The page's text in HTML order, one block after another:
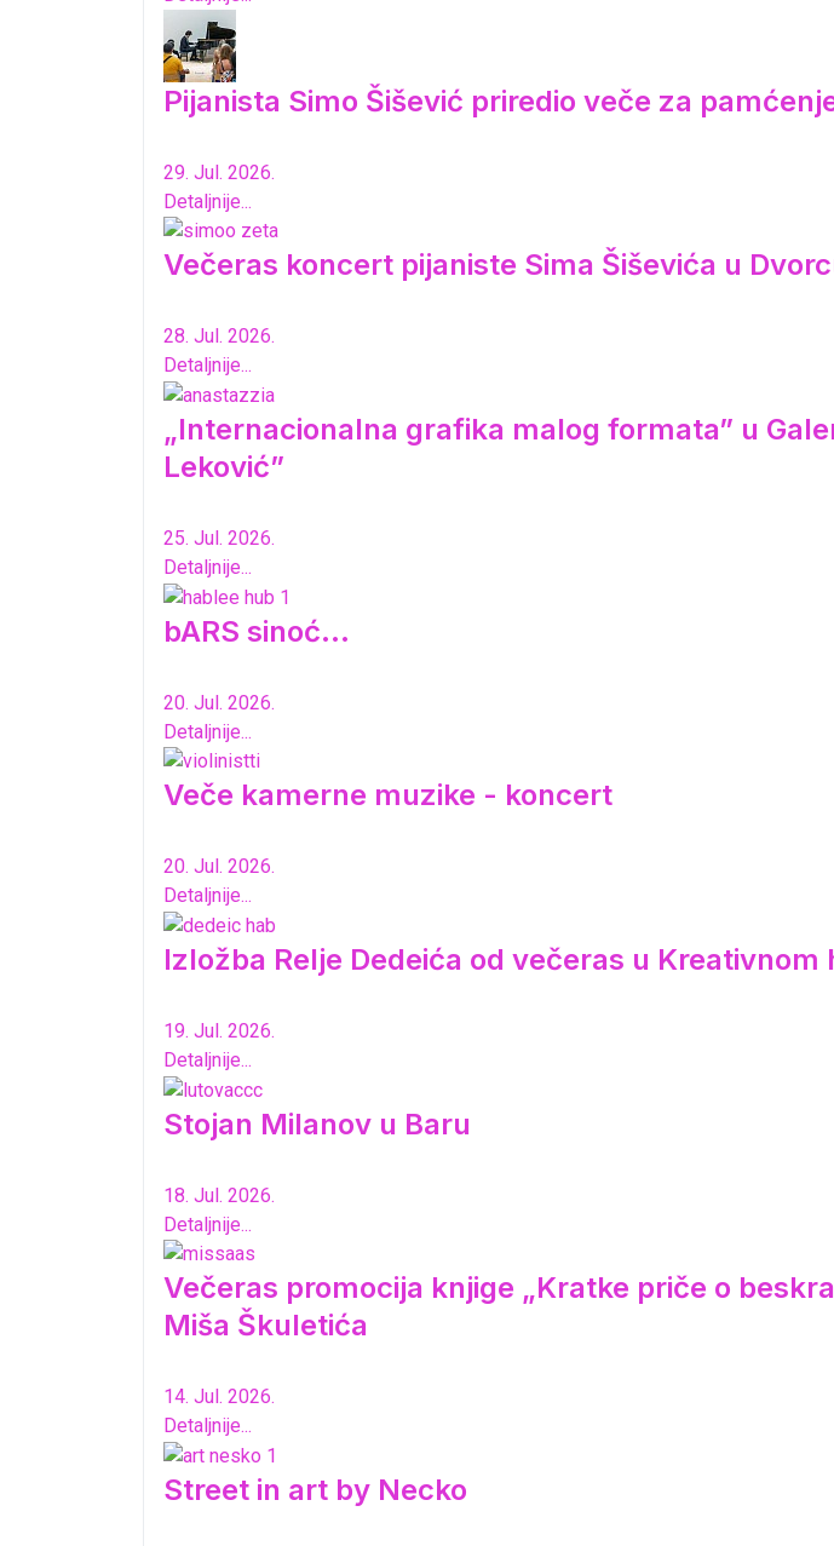
Pijanista Simo Šišević priredio veče za
29. Jul. 2026.
Detaljnije...
Večeras koncert pijaniste Sima Šiševića u
28. Jul. 2026.
Detaljnije...
„Internacionalna grafika malog formata” u
Leković”
25. Jul. 2026.
Detaljnije...
bARS sinoć...
20. Jul. 2026.
Detaljnije...
Veče kamerne muzike - koncert
20. Jul. 2026.
Detaljnije...
Izložba Relje Dedeića od večeras u Kreativnom
19. Jul. 2026.
Detaljnije...
Stojan Milanov u Baru
18. Jul. 2026.
Detaljnije...
Večeras promocija knjige „Kratke priče o
Miša Škuletića
14. Jul. 2026.
Detaljnije...
Street in art by Necko